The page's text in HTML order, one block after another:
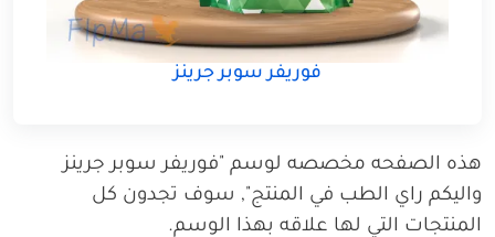
فوريفر سوبر جرينز
هذه الصفحه مخصصه لوسم "فوريفر سوبر جرينز
واليكم راي الطب في المنتج", سوف تجدون كل
المنتجات التي لها علاقه بهذا الوسم.